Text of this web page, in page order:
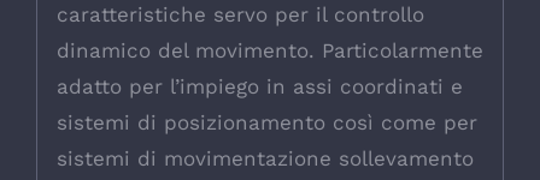
caratteristiche servo per il controllo
dinamico del movimento. Particolarmente
adatto per l’impiego in assi coordinati e
sistemi di posizionamento così come per
sistemi di movimentazione sollevamento